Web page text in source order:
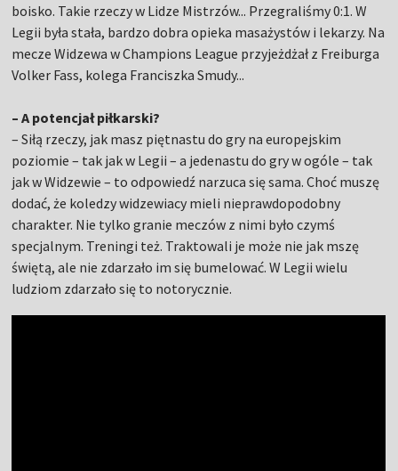
boisko. Takie rzeczy w Lidze Mistrzów... Przegraliśmy 0:1. W
Legii była stała, bardzo dobra opieka masażystów i lekarzy. Na
mecze Widzewa w Champions League przyjeżdżał z Freiburga
Volker Fass, kolega Franciszka Smudy...
– A potencjał piłkarski?
– Siłą rzeczy, jak masz piętnastu do gry na europejskim
poziomie – tak jak w Legii – a jedenastu do gry w ogóle – tak
jak w Widzewie – to odpowiedź narzuca się sama. Choć muszę
dodać, że koledzy widzewiacy mieli nieprawdopodobny
charakter. Nie tylko granie meczów z nimi było czymś
specjalnym. Treningi też. Traktowali je może nie jak mszę
świętą, ale nie zdarzało im się bumelować. W Legii wielu
ludziom zdarzało się to notorycznie.